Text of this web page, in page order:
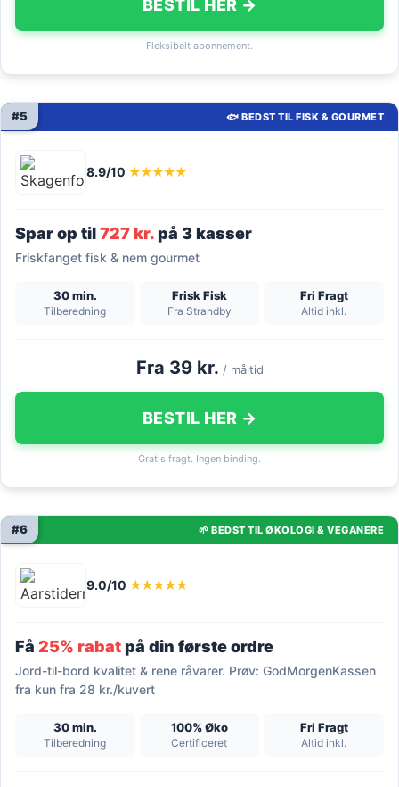
BESTIL HER →
Fleksibelt abonnement.
🐟 BEDST TIL FISK & GOURMET
#5
8.9/10 ★★★★★
Spar op til727 kr.på 3 kasser
Friskfanget fisk & nem gourmet
30 min.
Tilberedning
Frisk Fisk
Fra Strandby
Fri Fragt
Altid inkl.
Fra 39 kr. / måltid
BESTIL HER →
Gratis fragt. Ingen binding.
🌱 BEDST TIL ØKOLOGI & VEGANERE
#6
9.0/10 ★★★★★
Få 25% rabatpå din første ordre
Jord-til-bord kvalitet & rene råvarer. Prøv: GodMorgenKassen
fra kun fra 28 kr./kuvert
30 min.
Tilberedning
100% Øko
Certificeret
Fri Fragt
Altid inkl.